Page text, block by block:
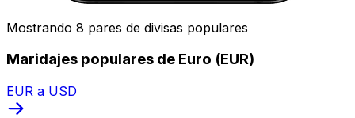
Mostrando 8 pares de divisas populares
Maridajes populares de Euro (EUR)
EUR a USD